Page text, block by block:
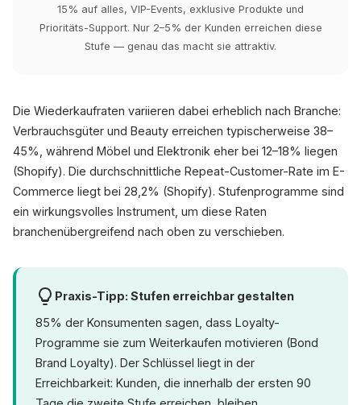
15% auf alles, VIP-Events, exklusive Produkte und
Prioritäts-Support. Nur 2–5% der Kunden erreichen diese
Stufe — genau das macht sie attraktiv.
Die Wiederkaufraten variieren dabei erheblich nach Branche:
Verbrauchsgüter und Beauty erreichen typischerweise 38–
45%, während Möbel und Elektronik eher bei 12–18% liegen
(Shopify). Die durchschnittliche Repeat-Customer-Rate im E-
Commerce liegt bei 28,2% (Shopify). Stufenprogramme sind
ein wirkungsvolles Instrument, um diese Raten
branchenübergreifend nach oben zu verschieben.
Praxis-Tipp: Stufen erreichbar gestalten
85% der Konsumenten sagen, dass Loyalty-
Programme sie zum Weiterkaufen motivieren (Bond
Brand Loyalty). Der Schlüssel liegt in der
Erreichbarkeit: Kunden, die innerhalb der ersten 90